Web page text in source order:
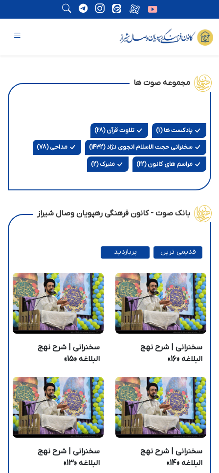
مجموعه صوت ها
پادکست ها (1) تلاوت قرآن (28)
سخنرانی حجت الاسلام انجوی نژاد (1432) مداحی (78)
مراسم های کانون (22) منبرک (2)
بانک صوت - کانون فرهنگی رهپویان وصال شیراز
پربازدید
قدیمی ترین
سخنرانی | شرح نهج
البلاغه «16»
سخنرانی | شرح نهج
البلاغه «15»
سخنرانی | شرح نهج
البلاغه «14»
سخنرانی | شرح نهج
البلاغه «13»